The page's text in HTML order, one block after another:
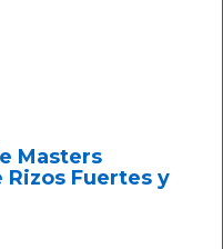
Masters
Fuertes y